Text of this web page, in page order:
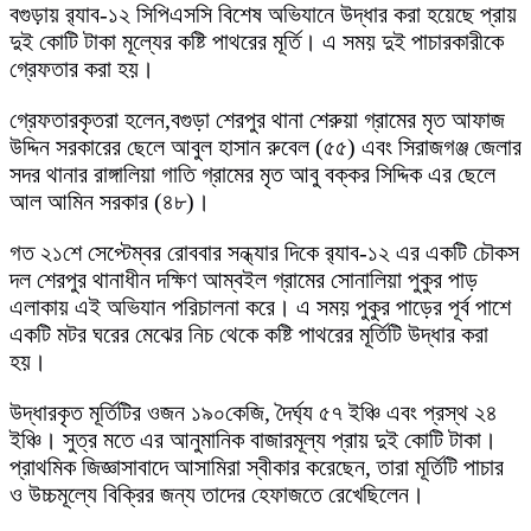
বগুড়ায় র‍্যাব-১২ সিপিএসসি বিশেষ অভিযানে উদ্ধার করা হয়েছে প্রায়
দুই কোটি টাকা মূল্যের কষ্টি পাথরের মূর্তি। এ সময় দুই পাচারকারীকে
গ্রেফতার করা হয়।
গ্রেফতারকৃতরা হলেন,বগুড়া শেরপুর থানা শেরুয়া গ্রামের মৃত আফাজ
উদ্দিন সরকারের ছেলে আবুল হাসান রুবেল (৫৫) এবং সিরাজগঞ্জ জেলার
সদর থানার রাঙ্গালিয়া গাতি গ্রামের মৃত আবু বক্কর সিদ্দিক এর ছেলে
আল আমিন সরকার (৪৮)।
গত ২১শে সেপ্টেম্বর রোববার সন্ধ্যার দিকে র‍্যাব-১২ এর একটি চৌকস
দল শেরপুর থানাধীন দক্ষিণ আম্বইল গ্রামের সোনালিয়া পুকুর পাড়
এলাকায় এই অভিযান পরিচালনা করে। এ সময় পুকুর পাড়ের পূর্ব পাশে
একটি মটর ঘরের মেঝের নিচ থেকে কষ্টি পাথরের মূর্তিটি উদ্ধার করা
হয়।
উদ্ধারকৃত মূর্তিটির ওজন ১৯০কেজি, দৈর্ঘ্য ৫৭ ইঞ্চি এবং প্রস্থ ২৪
ইঞ্চি। সুত্র মতে এর আনুমানিক বাজারমূল্য প্রায় দুই কোটি টাকা।
প্রাথমিক জিজ্ঞাসাবাদে আসামিরা স্বীকার করেছেন, তারা মূর্তিটি পাচার
ও উচ্চমূল্যে বিক্রির জন্য তাদের হেফাজতে রেখেছিলেন।